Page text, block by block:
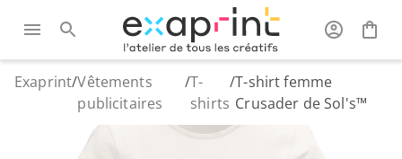
Exaprint/Vêtements
publicitaires
/T-
shirts
/T-shirt femme
Crusader de Sol's™